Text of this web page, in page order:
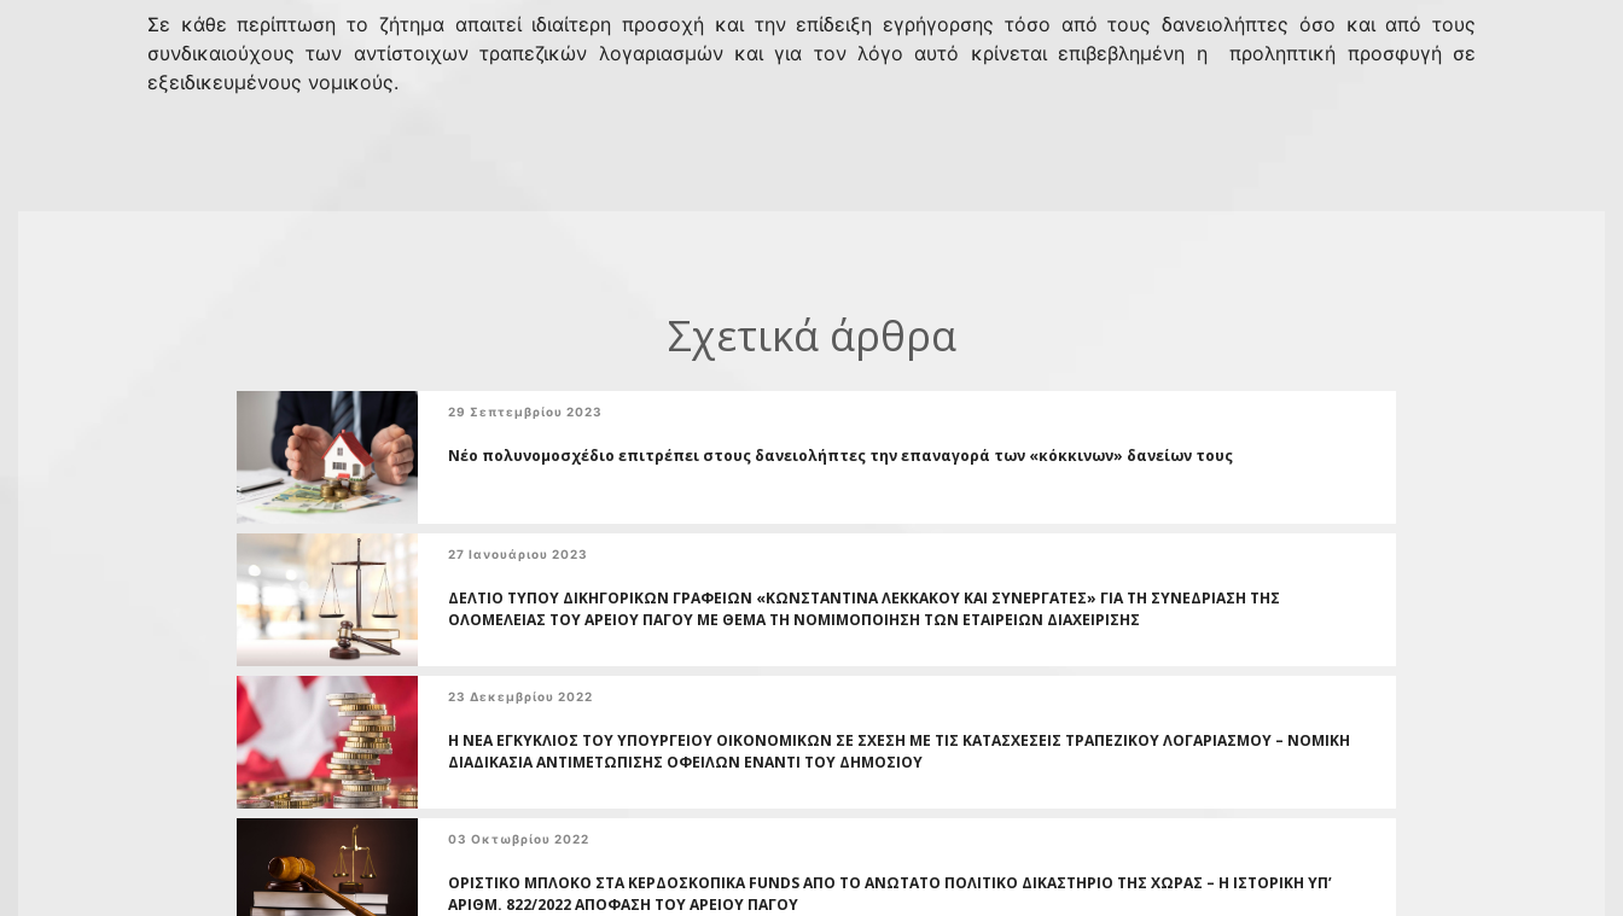
Σε κάθε περίπτωση το ζήτημα απαιτεί ιδιαίτερη προσοχή και την επίδειξη εγρήγορσης τόσο από τους δανειολήπτες όσο και από τους
συνδικαιούχους των αντίστοιχων τραπεζικών λογαριασμών και για τον λόγο αυτό κρίνεται επιβεβλημένη η προληπτική προσφυγή σε
εξειδικευμένους νομικούς.
Σχετικά άρθρα
29 Σεπτεμβρίου 2023
Νέο πολυνομοσχέδιο επιτρέπει στους δανειολήπτες την επαναγορά των «κόκκινων» δανείων τους
27 Ιανουάριου 2023
ΔΕΛΤΙΟ ΤΥΠΟΥ ΔΙΚΗΓΟΡΙΚΩΝ ΓΡΑΦΕΙΩΝ «ΚΩΝΣΤΑΝΤΙΝΑ ΛΕΚΚΑΚΟΥ ΚΑΙ ΣΥΝΕΡΓΑΤΕΣ» ΓΙΑ ΤΗ ΣΥΝΕΔΡΙΑΣΗ ΤΗΣ
ΟΛΟΜΕΛΕΙΑΣ ΤΟΥ ΑΡΕΙΟΥ ΠΑΓΟΥ ΜΕ ΘΕΜΑ ΤΗ ΝΟΜΙΜΟΠΟΙΗΣΗ ΤΩΝ ΕΤΑΙΡΕΙΩΝ ΔΙΑΧΕΙΡΙΣΗΣ
23 Δεκεμβρίου 2022
Η ΝΕΑ ΕΓΚΥΚΛΙΟΣ ΤΟΥ ΥΠΟΥΡΓΕΙΟΥ ΟΙΚΟΝΟΜΙΚΩΝ ΣΕ ΣΧΕΣΗ ΜΕ ΤΙΣ ΚΑΤΑΣΧΕΣΕΙΣ ΤΡΑΠΕΖΙΚΟΥ ΛΟΓΑΡΙΑΣΜΟΥ – ΝΟΜΙΚΗ
ΔΙΑΔΙΚΑΣΙΑ ΑΝΤΙΜΕΤΩΠΙΣΗΣ ΟΦΕΙΛΩΝ ΕΝΑΝΤΙ ΤΟΥ ΔΗΜΟΣΙΟΥ
03 Οκτωβρίου 2022
ΟΡΙΣΤΙΚΟ ΜΠΛΟΚΟ ΣΤΑ ΚΕΡΔΟΣΚΟΠΙΚΑ FUNDS ΑΠΟ ΤΟ ΑΝΩΤΑΤΟ ΠΟΛΙΤΙΚΟ ΔΙΚΑΣΤΗΡΙΟ ΤΗΣ ΧΩΡΑΣ – Η ΙΣΤΟΡΙΚΗ ΥΠ’
ΑΡΙΘΜ. 822/2022 ΑΠΟΦΑΣΗ ΤΟΥ ΑΡΕΙΟΥ ΠΑΓΟΥ